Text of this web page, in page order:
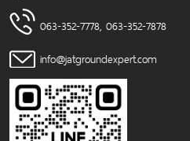
063-352-7778, 063-352-7878
info@jatgroundexpert.com